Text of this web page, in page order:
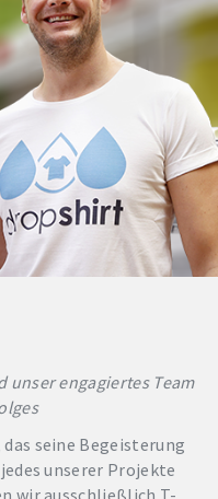
unser engagiertes Team
seine Begeisterung
unserer Projekte